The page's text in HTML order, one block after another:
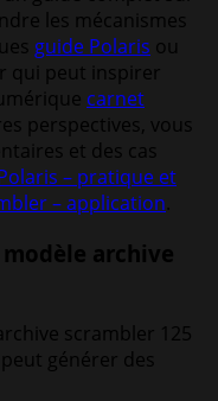
les mécanismes
guide Polaris ou
qui peut inspirer
carnet
perspectives, vous
et des cas
– pratique et
– application.
archive
scrambler 125
générer des